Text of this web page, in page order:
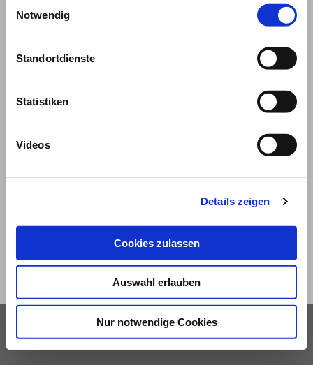
Notwendig
Standortdienste
Statistiken
Videos
Details zeigen
Cookies zulassen
Auswahl erlauben
Nur notwendige Cookies
Impressum und Nutzungsbedingungen
Datenschutz Privatsphäre